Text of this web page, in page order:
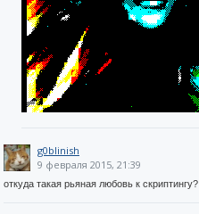
g0blinish
9 февраля 2015, 21:39
откуда такая рьяная любовь к скриптингу?